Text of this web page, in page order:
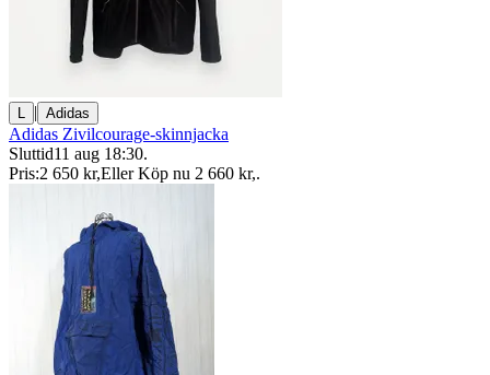
L | Adidas
Adidas Zivilcourage-skinnjacka
Sluttid11 aug 18:30.
Pris:2 650 kr,Eller Köp nu 2 660 kr,.